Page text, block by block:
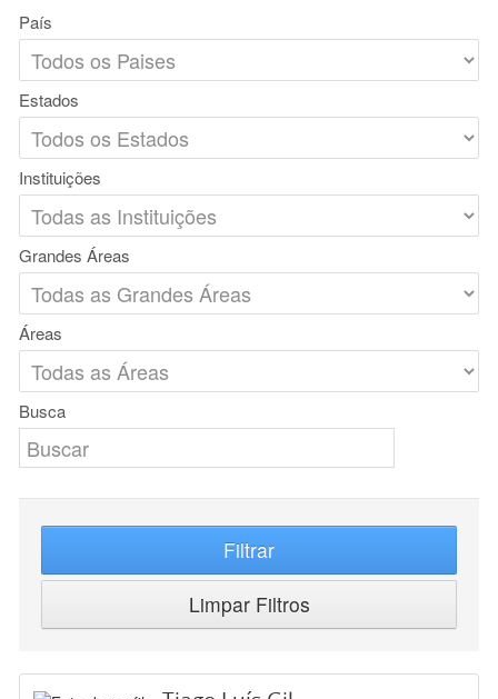
País
Estados
Instituições
Grandes Áreas
Áreas
Busca
Filtrar
Limpar Filtros